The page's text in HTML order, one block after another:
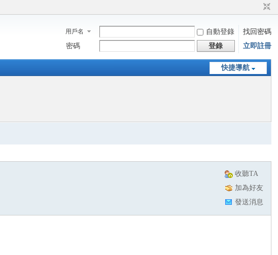
用戶名 自動登錄
找回密碼
密碼
登錄 立即註冊
快捷導航
收聽TA
加為好友
發送消息